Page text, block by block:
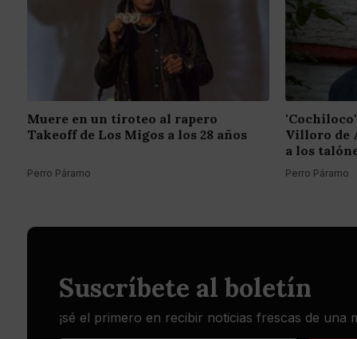
Muere en un tiroteo al rapero
Takeoff de Los Migos a los 28 años
Perro Páramo
Villoro de
a los
Perro Páramo
Suscríbete al boletín
¡sé el primero en recibir noticias frescas de una